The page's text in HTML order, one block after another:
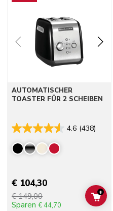
AUTOMATISCHER
TOASTER FÜR 2 SCHEIBEN
4.6 (438)
€ 104,30
€ 149,00
Sparen € 44,70
+